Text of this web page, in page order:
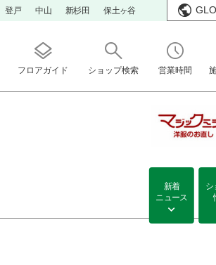
登戸 中山 新杉田 保土ヶ谷
フロアガイド ショップ検索 営業時間
新着
ニュース
シ